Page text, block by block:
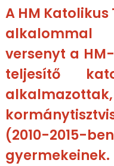
A HM Katolikus
alkalommal
versenyt a
teljesítő
alkalmazottak,
(2010-
gyermekeinek.